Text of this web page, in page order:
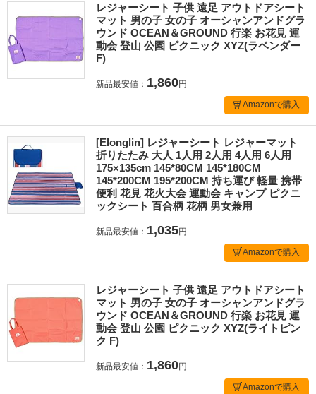
レジャーシート 子供 遠足 アウトドアシート
マット 男の子 女の子 オーシャンアンドグラ
ウンド OCEAN＆GROUND 行楽 お花見 運
動会 登山 公園 ピクニック XYZ(ラベンダー
F)
新品最安値： 1,860円
Amazonで購入
[Elonglin] レジャーシート レジャーマット
折りたたみ 大人 1人用 2人用 4人用 6人用
175×135cm 145*80CM 145*180CM
145*200CM 195*200CM 持ち運び 軽量 携帯
便利 花見 花火大会 運動会 キャンプ ピクニ
ックシート 百合柄 花柄 男女兼用
新品最安値： 1,035円
Amazonで購入
レジャーシート 子供 遠足 アウトドアシート
マット 男の子 女の子 オーシャンアンドグラ
ウンド OCEAN＆GROUND 行楽 お花見 運
動会 登山 公園 ピクニック XYZ(ライトピン
ク F)
新品最安値： 1,860円
Amazonで購入